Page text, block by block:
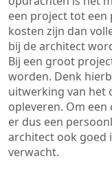
een project tot een
kosten zijn dan
bij de architect
Bij een groot
worden. Denk
uitwerking van het
opleveren. Om
er dus een
architect ook goed
verwacht.